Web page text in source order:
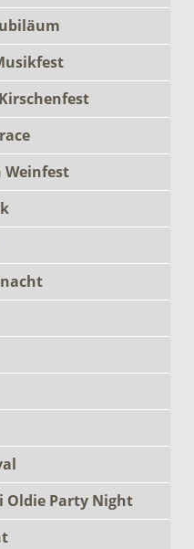
Weinfest
Oldie Party Night